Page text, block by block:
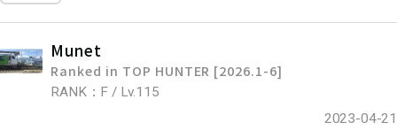
Munet
Ranked in TOP HUNTER [2026.1-6]
RANK：F / Lv.115
2023-04-21